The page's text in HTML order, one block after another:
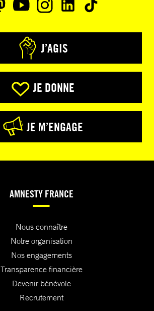
J’AGIS
JE DONNE
JE M’ENGAGE
AMNESTY FRANCE
Nous connaître
Notre organisation
Nos engagements
Transparence financière
Devenir bénévole
Recrutement